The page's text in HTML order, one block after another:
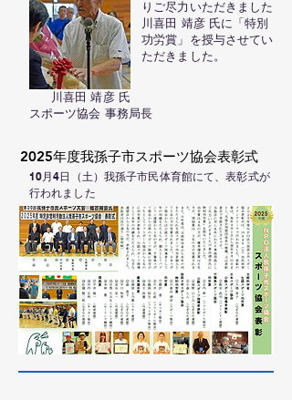
りご尽力いただきました
川喜田 靖彦 氏に「特別
功労賞」を授与させてい
ただきました。
川喜田 靖彦 氏
スポーツ協会 事務局長
2025年度我孫子市スポーツ協会表彰式
10月4日（土）我孫子市民体育館にて、表彰式が
行われました